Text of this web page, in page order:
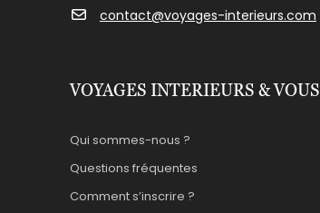
contact@voyages-interieurs.com
VOYAGES INTERIEURS & VOUS
Qui sommes-nous ?
Questions fréquentes
Comment s’inscrire ?